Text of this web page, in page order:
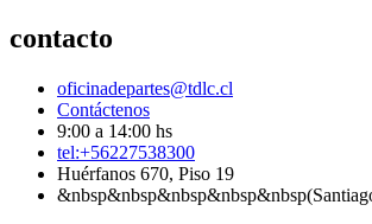
contacto
oficinadepartes@tdlc.cl
Contáctenos
9:00 a 14:00 hs
tel:+56227538300
Huérfanos 670, Piso 19